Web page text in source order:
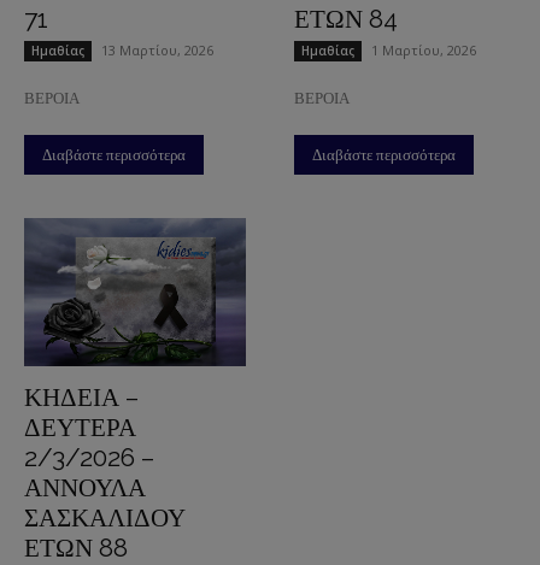
71
Ημαθίας 13 Μαρτίου, 2026
ΒΕΡΟΙΑ
Διαβάστε περισσότερα
ΕΤΩΝ 84
Ημαθίας 1 Μαρτίου, 2026
ΒΕΡΟΙΑ
Διαβάστε περισσότερα
ΚΗΔΕΙΑ –
ΔΕΥΤΕΡΑ
2/3/2026 –
ΑΝΝΟΥΛΑ
ΣΑΣΚΑΛΙΔΟΥ
ΕΤΩΝ 88